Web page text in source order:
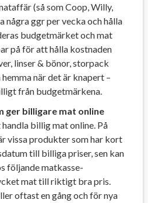
(så som Coop, Willy,
några ggr per vecka och hålla
budgetmärket och mat
på för att hålla kostnaden
linser & bönor, storpack
när det är knapert –
från budgetmärkena.
ger billigare mat online
billig mat online. På
vissa produkter som har kort
till billiga priser, sen kan
följande matkasse-
mat till riktigt bra pris.
oftast en gång och för nya